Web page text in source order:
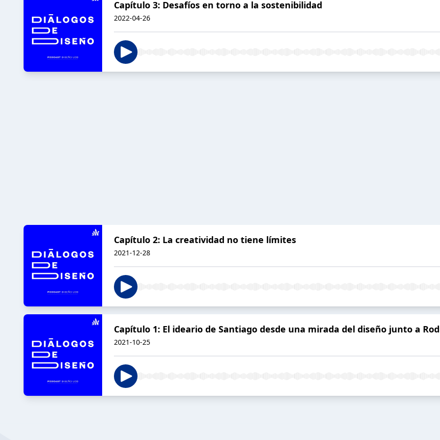
Capítulo 3: Desafíos en torno a la sostenibilidad
2022-04-26
Capítulo 2: La creatividad no tiene límites
2021-12-28
Capítulo 1: El ideario de Santiago desde una mirada del diseño junto a
2021-10-25